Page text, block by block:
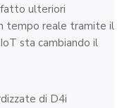
ulteriori
tempo reale tramite il
sta cambiando il
di D4i